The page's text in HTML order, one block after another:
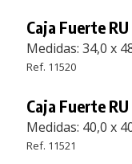
Caja Fuerte
Medidas: 34,0 x
Ref. 11520
Caja Fuerte
Medidas: 40,0 x
Ref. 11521